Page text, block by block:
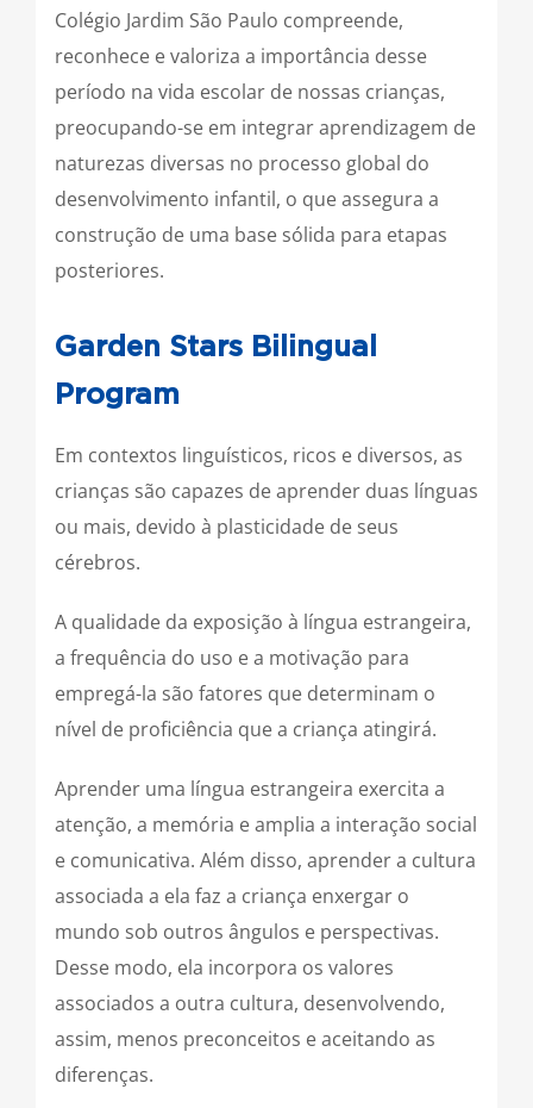
Colégio Jardim São Paulo compreende,
reconhece e valoriza a importância desse
período na vida escolar de nossas crianças,
preocupando-se em integrar aprendizagem de
naturezas diversas no processo global do
desenvolvimento infantil, o que assegura a
construção de uma base sólida para etapas
posteriores.
Garden Stars Bilingual
Program
Em contextos linguísticos, ricos e diversos, as
crianças são capazes de aprender duas línguas
ou mais, devido à plasticidade de seus
cérebros.
A qualidade da exposição à língua estrangeira,
a frequência do uso e a motivação para
empregá-la são fatores que determinam o
nível de proficiência que a criança atingirá.
Aprender uma língua estrangeira exercita a
atenção, a memória e amplia a interação social
e comunicativa. Além disso, aprender a cultura
associada a ela faz a criança enxergar o
mundo sob outros ângulos e perspectivas.
Desse modo, ela incorpora os valores
associados a outra cultura, desenvolvendo,
assim, menos preconceitos e aceitando as
diferenças.